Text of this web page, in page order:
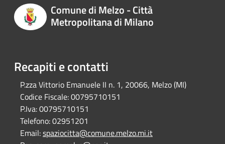
Comune di Melzo - Città
Metropolitana di Milano
Recapiti e contatti
P.zza Vittorio Emanuele II n. 1, 20066, Melzo (MI)
Codice Fiscale:00795710151
P.Iva:00795710151
Telefono:02951201
Email:spaziocitta@comune.melzo.mi.it